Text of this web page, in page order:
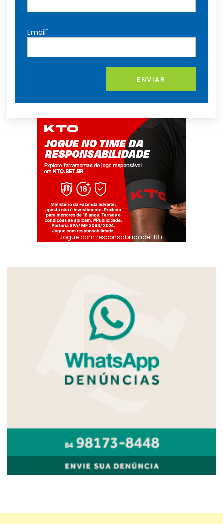
Email*
ENVIAR
Jogue com responsabilidade. 18+